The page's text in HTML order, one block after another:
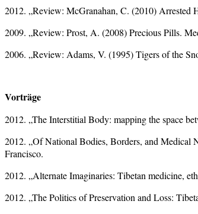
2012. „Review: McGranahan, C. (2010) Arrested
2009. „Review: Prost, A. (2008) Precious Pills.
2006. „Review: Adams, V. (1995) Tigers of the
Vorträge
2012. „The Interstitial Body: mapping the space
2012. „Of National Bodies, Borders, and Medical
Francisco.
2012. „Alternate Imaginaries: Tibetan medicine,
2012. „The Politics of Preservation and Loss: